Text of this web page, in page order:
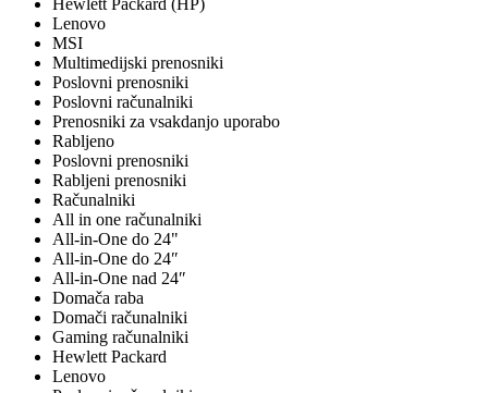
Hewlett Packard (HP)
Lenovo
MSI
Multimedijski prenosniki
Poslovni prenosniki
Poslovni računalniki
Prenosniki za vsakdanjo uporabo
Rabljeno
Poslovni prenosniki
Rabljeni prenosniki
Računalniki
All in one računalniki
All-in-One do 24"
All-in-One do 24″
All-in-One nad 24″
Domača raba
Domači računalniki
Gaming računalniki
Hewlett Packard
Lenovo